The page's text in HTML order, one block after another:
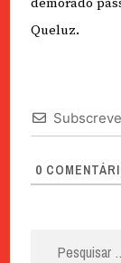
Queluz.
0